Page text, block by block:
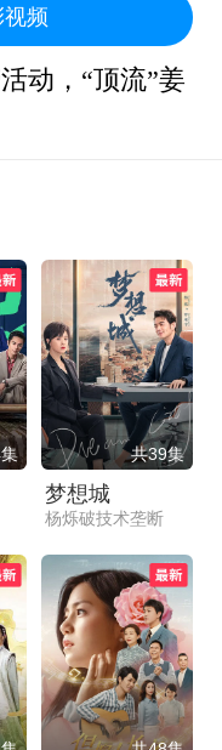
频
动，“顶流”姜
共39集
梦想城
杨烁破技术垄断